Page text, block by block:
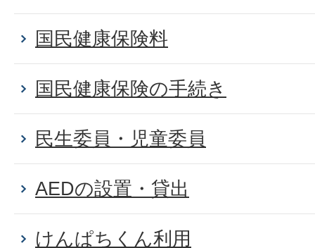
国民健康保険料
国民健康保険の手続き
民生委員・児童委員
AEDの設置・貸出
けんぱちくん利用